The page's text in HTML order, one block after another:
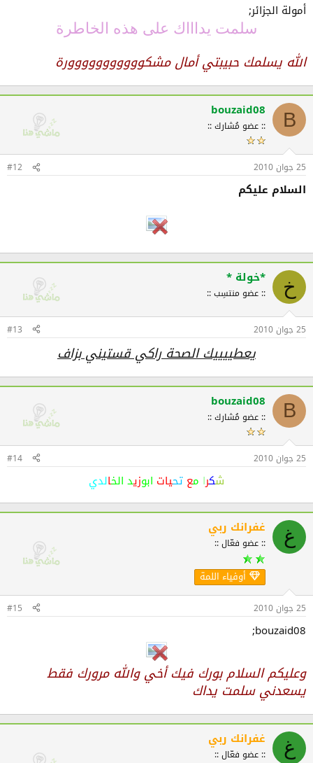
أمولة الجزائر;
سلمت يداااك على هذه الخاطرة
الله يسلمك حبيبتي أمال مشكووووووووووورة
B
bouzaid08
:: عضو مُشارك ::
25 جوان 2010 #12
السلام عليكم
خ *خولة *
:: عضو منتسِب ::
25 جوان 2010 #13
يعطييييك الصحة راكي قستيني بزاف
B
bouzaid08
:: عضو مُشارك ::
25 جوان 2010 #14
شكرا مع تحيات ابوزيد الخالدي
غ غفرانك ربي
:: عضو فعّال ::
أوفياء اللمة
25 جوان 2010 #15
bouzaid08;
وعليكم السلام بورك فيك أخي والله مرورك فقط
يسعدني سلمت يداك
غ غفرانك ربي
:: عضو فعّال ::